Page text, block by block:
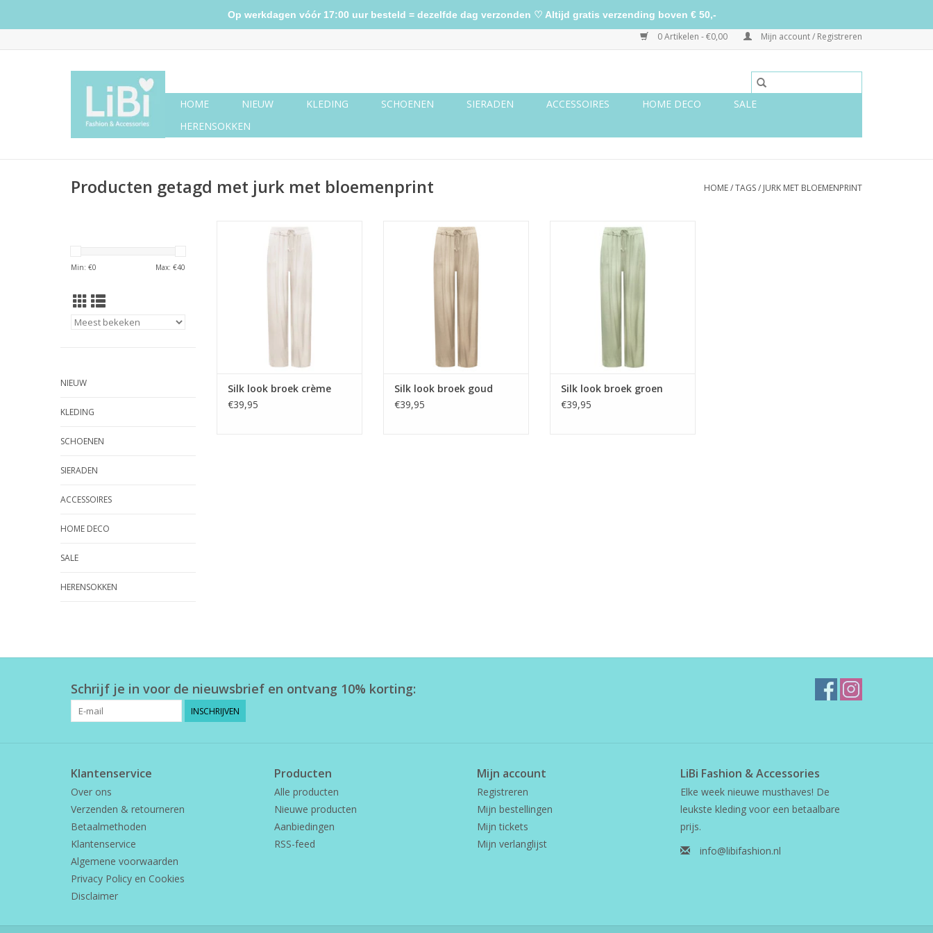
0 Artikelen - €0,00 Mijn account / Registreren
HOME NIEUW KLEDING SCHOENEN SIERADEN ACCESSOIRES HOME DECO
SALE
HERENSOKKEN
Producten getagd met jurk met bloemenprint HOME/TAGS/ JURK MET BLOEMENPRINT
Min: €0 Max: €40
NIEUW
KLEDING
SCHOENEN
SIERADEN
ACCESSOIRES
HOME DECO
SALE
HERENSOKKEN
Silk look broek crème
Silk look broek crème
€39,95
Silk look broek goud
Silk look broek goud
€39,95
Silk look broek groen
Silk look broek groen
€39,95
Schrijf je in voor de nieuwsbrief en ontvang 10% korting:
INSCHRIJVEN
Klantenservice
Over ons
Verzenden & retourneren
Betaalmethoden
Klantenservice
Algemene voorwaarden
Privacy Policy en Cookies
Disclaimer
Producten
Alle producten
Nieuwe producten
Aanbiedingen
RSS-feed
Mijn account
Registreren
Mijn bestellingen
Mijn tickets
Mijn verlanglijst
LiBi Fashion & Accessories
Elke week nieuwe musthaves! De
leukste kleding voor een betaalbare
prijs.
info@libifashion.nl
Op werkdagen vóór 17:00 uur besteld = dezelfde dag verzonden ♡ Altijd gratis verzending boven € 50,-